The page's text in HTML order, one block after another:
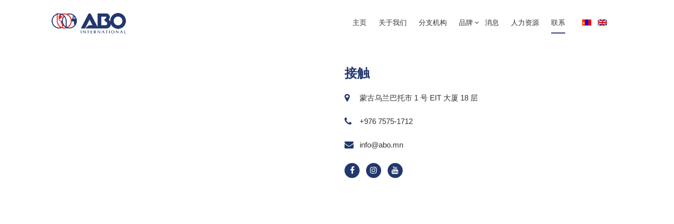
主页 关于我们 分支机构 品牌 消息 人力资源 联系
接触
蒙古乌兰巴托市 1 号 EIT 大厦 18 层
+976 7575-1712
info@abo.mn